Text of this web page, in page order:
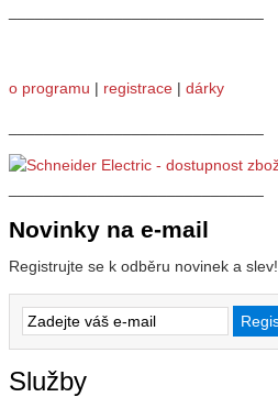
o programu | registrace | dárky
Novinky na e-mail
Registrujte se k odběru novinek a slev!
Služby